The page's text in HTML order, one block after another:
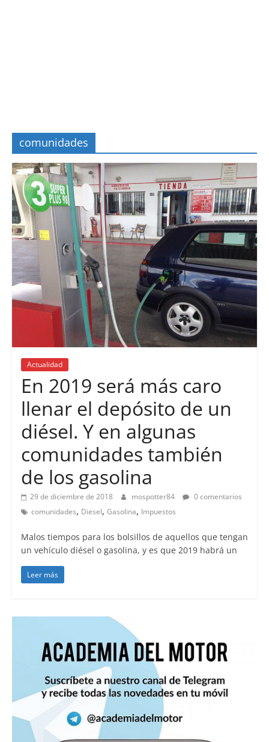
comunidades
Actualidad
En 2019 será más caro
llenar el depósito de un
diésel. Y en algunas
comunidades también
de los gasolina
29 de diciembre de 2018 mospotter84
0 comentarios
comunidades, Diesel, Gasolina, Impuestos
Malos tiempos para los bolsillos de aquellos que tengan
un vehículo diésel o gasolina, y es que 2019 habrá un
Leer más